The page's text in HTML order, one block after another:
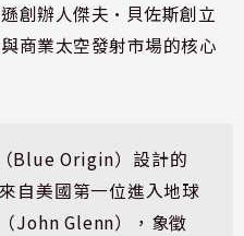
創辦人傑夫·貝佐斯創立
商業太空發射市場的核心
Blue Origin）設計的
自美國第一位進入地球
John Glenn），象徵